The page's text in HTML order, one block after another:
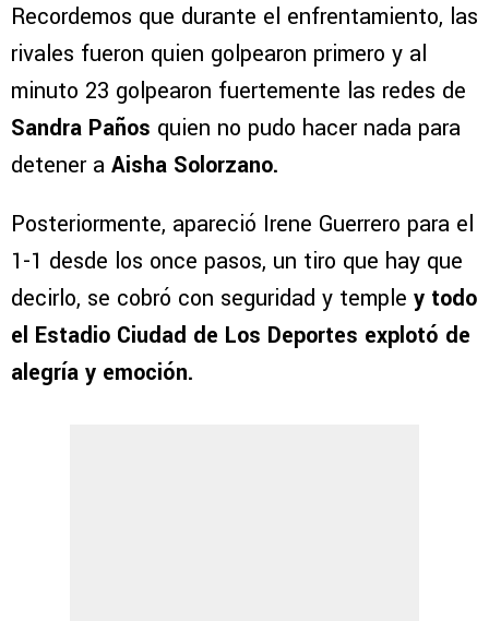
Recordemos que durante el enfrentamiento, las
rivales fueron quien golpearon primero y al
minuto 23 golpearon fuertemente las redes de
Sandra Paños quien no pudo hacer nada para
detener a Aisha Solorzano.
Posteriormente, apareció Irene Guerrero para el
1-1 desde los once pasos, un tiro que hay que
decirlo, se cobró con seguridad y temple y todo
el Estadio Ciudad de Los Deportes explotó de
alegría y emoción.